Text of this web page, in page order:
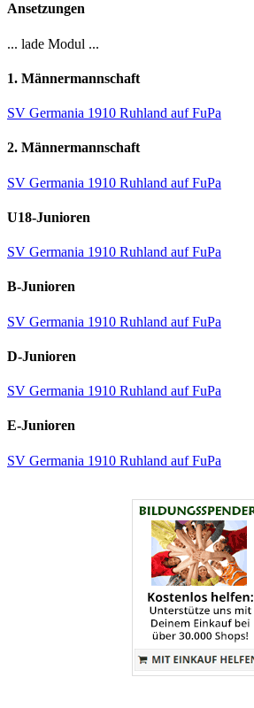
Ansetzungen
... lade Modul ...
1. Männermannschaft
SV Germania 1910 Ruhland auf FuPa
2. Männermannschaft
SV Germania 1910 Ruhland auf FuPa
U18-Junioren
SV Germania 1910 Ruhland auf FuPa
B-Junioren
SV Germania 1910 Ruhland auf FuPa
D-Junioren
SV Germania 1910 Ruhland auf FuPa
E-Junioren
SV Germania 1910 Ruhland auf FuPa